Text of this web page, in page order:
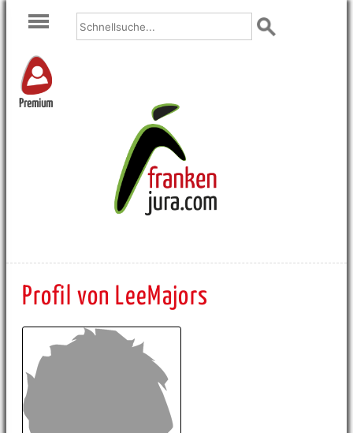
Premium
Profil von LeeMajors